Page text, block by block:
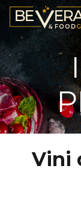
Vini